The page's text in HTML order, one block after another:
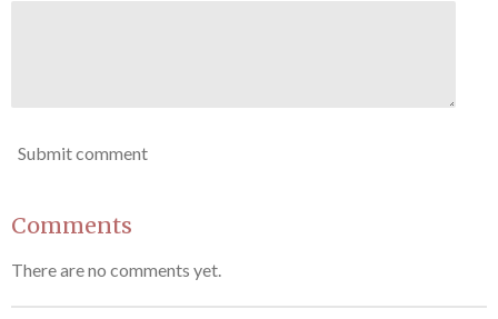
Submit comment
Comments
There are no comments yet.